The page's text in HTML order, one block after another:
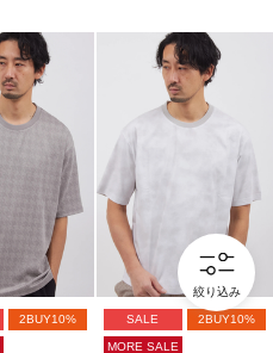
2BUY10% SALE 2BUY10%
MORE SALE
絞り込み